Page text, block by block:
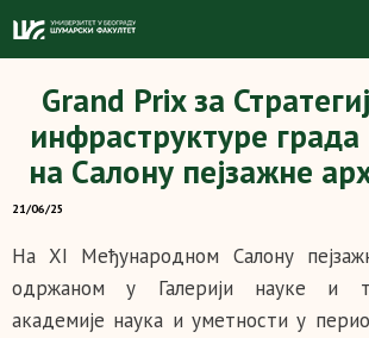
Grand Prix за
инфраструктуре
на Салону пејзажне
21/06/25
На XI Међународном Салону
одржаном у Галерији науке и
академије наука и уметности у